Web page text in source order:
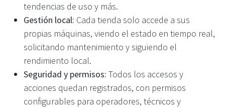
tendencias de uso y más.
Gestión local: Cada tienda solo accede a sus
propias máquinas, viendo el estado en tiempo real,
solicitando mantenimiento y siguiendo el
rendimiento local.
Seguridad y permisos: Todos los accesos y
acciones quedan registrados, con permisos
configurables para operadores, técnicos y